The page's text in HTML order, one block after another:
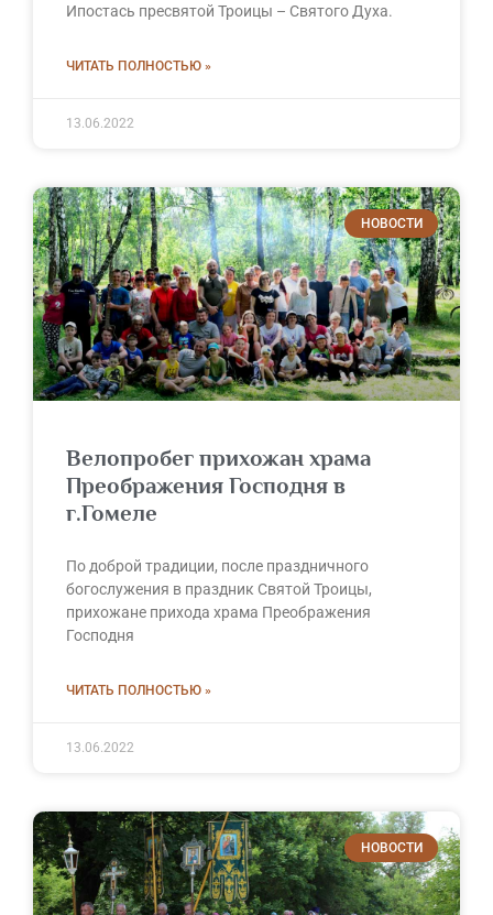
Ипостась пресвятой Троицы – Святого Духа.
ЧИТАТЬ ПОЛНОСТЬЮ »
13.06.2022
НОВОСТИ
Велопробег прихожан храма
Преображения Господня в
г.Гомеле
По доброй традиции, после праздничного
богослужения в праздник Святой Троицы,
прихожане прихода храма Преображения
Господня
ЧИТАТЬ ПОЛНОСТЬЮ »
13.06.2022
НОВОСТИ